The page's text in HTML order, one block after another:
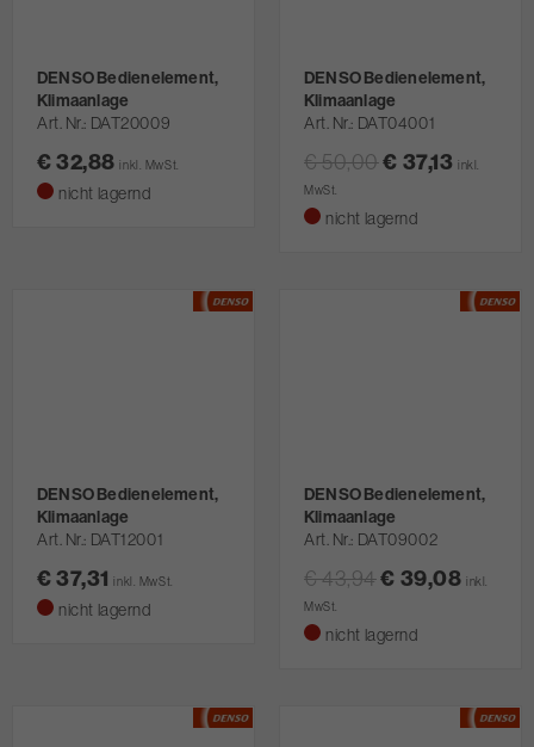
DENSO Bedienelement,
Klimaanlage
Art. Nr. DAT20009
€ 32,88inkl. MwSt.
nicht lagernd
DENSO Bedienelement,
Klimaanlage
Art. Nr. DAT04001
€ 50,00€ 37,13 inkl.
MwSt.
nicht lagernd
DENSO Bedienelement,
Klimaanlage
Art. Nr. DAT12001
€ 37,31inkl. MwSt.
nicht lagernd
DENSO Bedienelement,
Klimaanlage
Art. Nr. DAT09002
€ 43,94€ 39,08 inkl.
MwSt.
nicht lagernd